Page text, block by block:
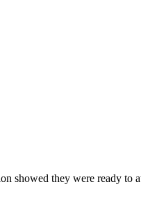
showed they were ready to